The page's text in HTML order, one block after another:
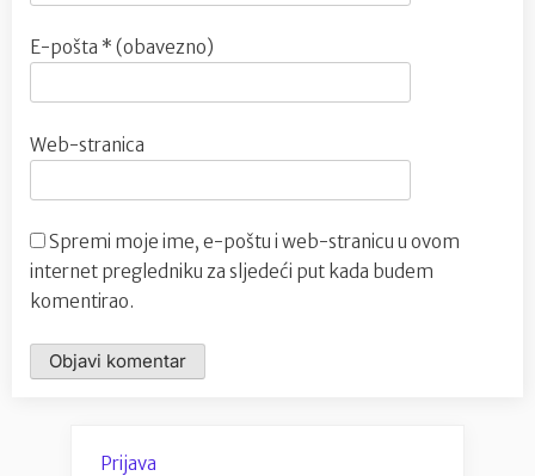
E-pošta * (obavezno)
Web-stranica
Spremi moje ime, e-poštu i web-stranicu u ovom
internet pregledniku za sljedeći put kada budem
komentirao.
Prijava